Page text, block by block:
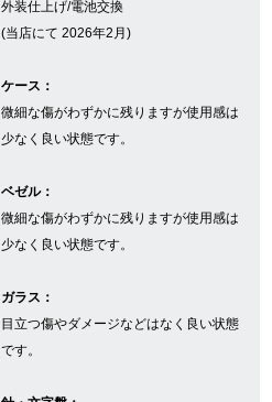
外装仕上げ/電池交換
(当店にて 2026年2月)
ケース：
微細な傷がわずかに残りますが使用感は
少なく良い状態です。
ベゼル：
微細な傷がわずかに残りますが使用感は
少なく良い状態です。
ガラス：
目立つ傷やダメージなどはなく良い状態
です。